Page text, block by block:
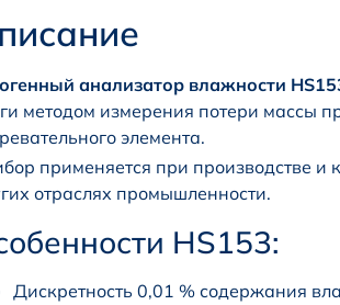
анализатор влажности
методом измерения потери массы
элемента.
применяется при производстве и
отраслях промышленности.
HS153:
Дискретность 0,01 % содержания